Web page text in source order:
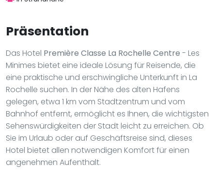
Präsentation
Das Hotel Première Classe La Rochelle Centre - Les
Minimes bietet eine ideale Lösung für Reisende, die
eine praktische und erschwingliche Unterkunft in La
Rochelle suchen. In der Nähe des alten Hafens
gelegen, etwa 1 km vom Stadtzentrum und vom
Bahnhof entfernt, ermöglicht es Ihnen, die wichtigsten
Sehenswürdigkeiten der Stadt leicht zu erreichen. Ob
Sie im Urlaub oder auf Geschäftsreise sind, dieses
Hotel bietet allen notwendigen Komfort für einen
angenehmen Aufenthalt.